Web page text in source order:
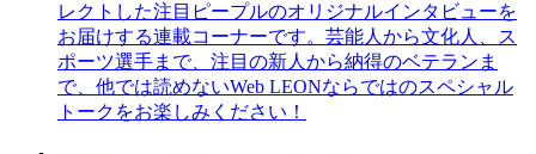
レクトした注目ピープルのオリジナルインタビューを
お届けする連載コーナーです。芸能人から文化人、ス
ポーツ選手まで、注目の新人から納得のベテランま
で、他では読めないWeb LEONならではのスペシャル
トークをお楽しみください！